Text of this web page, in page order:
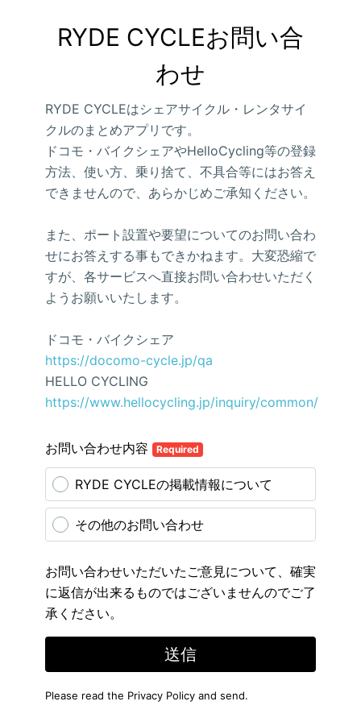
RYDE CYCLEお問い合
わせ
RYDE CYCLEはシェアサイクル・レンタサイ
クルのまとめアプリです。
ドコモ・バイクシェアやHelloCycling等の登録
方法、使い方、乗り捨て、不具合等にはお答え
できませんので、あらかじめご承知ください。
また、ポート設置や要望についてのお問い合わ
せにお答えする事もできかねます。大変恐縮で
すが、各サービスへ直接お問い合わせいただく
ようお願いいたします。
ドコモ・バイクシェア
https://docomo-cycle.jp/qa
HELLO CYCLING
https://www.hellocycling.jp/inquiry/common/
お問い合わせ内容 Required
RYDE CYCLEの掲載情報について
その他のお問い合わせ
お問い合わせいただいたご意見について、確実
に返信が出来るものではございませんのでご了
承ください。
送信
Please read the Privacy Policy and send.